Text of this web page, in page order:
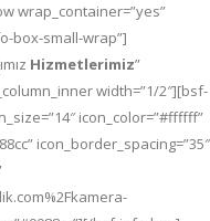
wrap_container=”yes”
box-small-wrap”]
Hizmetlerimiz”
width=”1/2″][bsf-
icon_color=”#ffffff”
icon_border_spacing=”35″